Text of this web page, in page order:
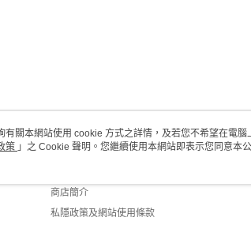
關於我們
商店簡介
私隱政策及網站使用條款
有關本網站使用 cookie 方式之詳情，及若您不希望在電
策 」之 Cookie 聲明。您繼續使用本網站即表示您同意本